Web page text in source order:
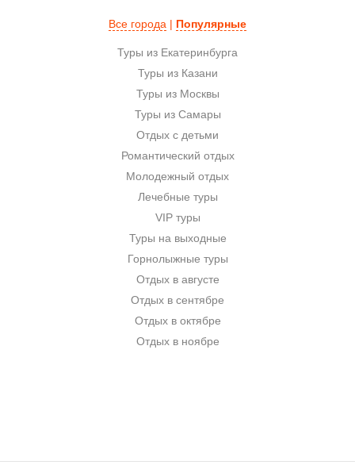
Все города | Популярные
Туры из Екатеринбурга
Туры из Казани
Туры из Москвы
Туры из Самары
Отдых с детьми
Романтический отдых
Молодежный отдых
Лечебные туры
VIP туры
Туры на выходные
Горнолыжные туры
Отдых в августе
Отдых в сентябре
Отдых в октябре
Отдых в ноябре